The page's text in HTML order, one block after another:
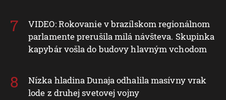
VIDEO: Rokovanie v brazílskom regionálnom
parlamente prerušila milá návšteva. Skupinka
kapybár vošla do budovy hlavným vchodom
Nízka hladina Dunaja odhalila masívny vrak
lode z druhej svetovej vojny